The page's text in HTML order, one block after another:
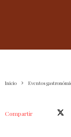
Inicio Eventos
Compartir